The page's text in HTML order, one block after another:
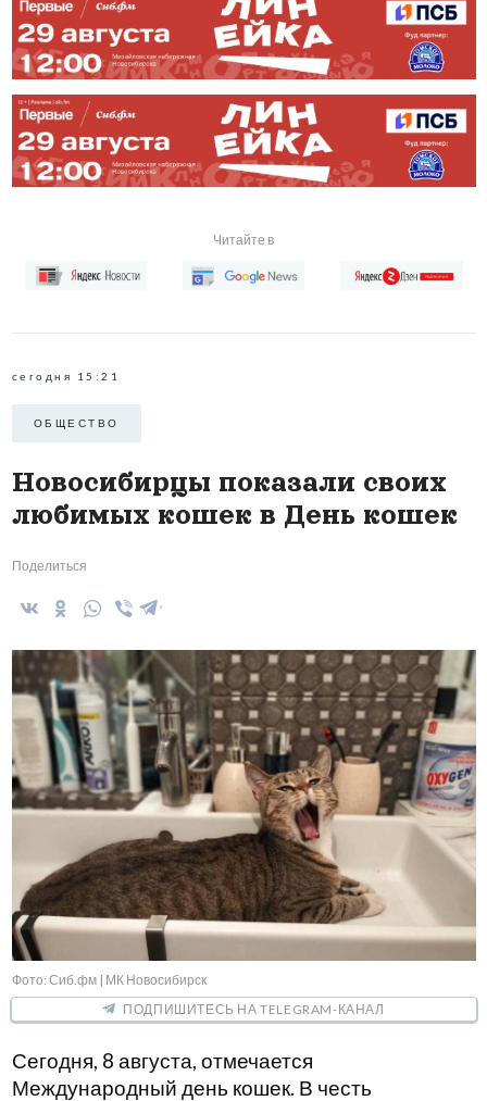
Читайте в
сегодня 15:21
ОБЩЕСТВО
Новосибирцы показали своих
любимых кошек в День кошек
Поделиться
Фото: Сиб.фм | МК Новосибирск
ПОДПИШИТЕСЬ НА TELEGRAM-КАНАЛ
Сегодня, 8 августа, отмечается
Международный день кошек. В честь